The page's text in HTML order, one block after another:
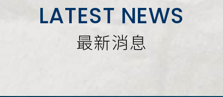
LATEST NEWS
最新消息